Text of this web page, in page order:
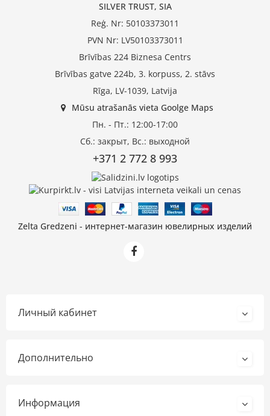
SILVER TRUST, SIA
Reģ. Nr: 50103373011
PVN Nr: LV50103373011
Brīvības 224 Biznesa Centrs
Brīvības gatve 224b, 3. korpuss, 2. stāvs
Rīga, LV-1039, Latvija
Mūsu atrašanās vieta Goolge Maps
Пн. - Пт.: 12:00-17:00
Сб.: закрыт, Вс.: выходной
+371 2 772 8 993
Zelta Gredzeni - интернет-магазин ювелирных изделий
Личный кабинет
Дополнительно
Информация